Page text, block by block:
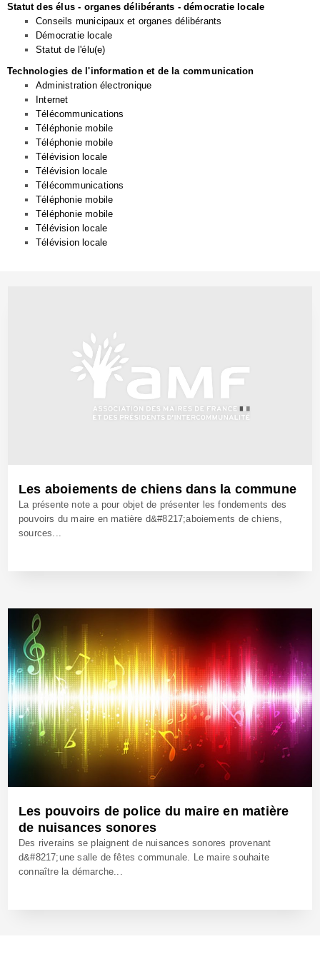
Statut des élus - organes délibérants - démocratie locale
Conseils municipaux et organes délibérants
Démocratie locale
Statut de l'élu(e)
Technologies de l'information et de la communication
Administration électronique
Internet
Télécommunications
Téléphonie mobile
Téléphonie mobile
Télévision locale
Télévision locale
Télécommunications
Téléphonie mobile
Téléphonie mobile
Télévision locale
Télévision locale
Les aboiements de chiens dans la commune
La présente note a pour objet de présenter les fondements des
pouvoirs du maire en matière d&#8217;aboiements de chiens,
sources...
22 Nov 2016 - Réf: CW24118
Les pouvoirs de police du maire en matière
de nuisances sonores
Des riverains se plaignent de nuisances sonores provenant
d&#8217;une salle de fêtes communale. Le maire souhaite
connaître la démarche...